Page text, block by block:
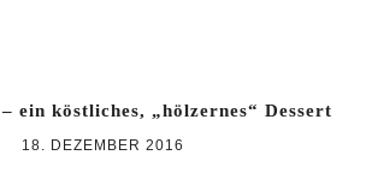
ein köstliches, „hölzernes“ Dessert
18. DEZEMBER 2016